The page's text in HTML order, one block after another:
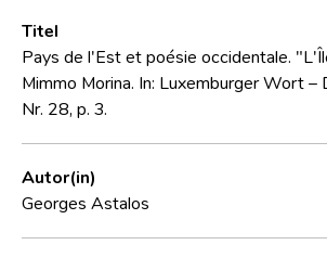
Forschungsgruppe
Kontakt
Titel
Pays de l'Est et poésie occidentale.
Mimmo Morina. In: Luxemburger Wort
Nr. 28, p. 3.
Autor(in)
Georges Astalos